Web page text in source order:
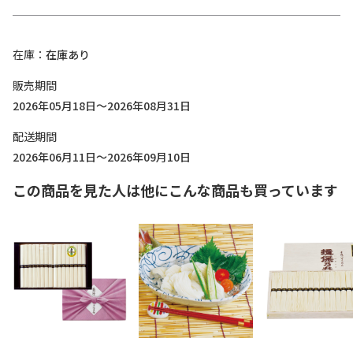
在庫
在庫あり
販売期間
2026年05月18日～2026年08月31日
配送期間
2026年06月11日～2026年09月10日
この商品を見た人は他にこんな商品も買っています